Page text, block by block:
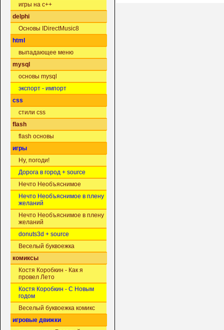
игры на c++
delphi
Основы IDirectMusic8
html
выпадающее меню
mysql
основы mysql
экспорт - импорт
css
стили css
flash
flash основы
игры
Ну, погоди!
Дорога в город + source
Нечто Необъяснимое
Нечто Необъяснимое в плену
желаний
Нечто Необъяснимое в плену
желаний
donuts3d + source
Веселый буквоежка
комиксы
Костя Коробкин - Как я
провел Лето
Костя Коробкин - С Новым
годом
Веселый буквоежка комикс
игровые движки